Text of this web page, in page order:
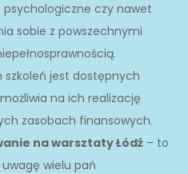
czy nawet
sobie z powszechnymi
szkoleń jest dostępnych
na ich realizację
zasobach finansowych.
na warsztaty Łódź – to
wielu pań